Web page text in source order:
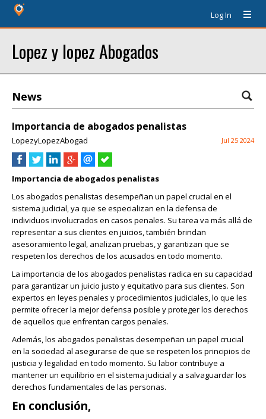
Log In
Lopez y lopez Abogados
News
Importancia de abogados penalistas
LopezyLopezAbogad Jul 25 2024
Importancia de abogados penalistas
Los abogados penalistas desempeñan un papel crucial en el
sistema judicial, ya que se especializan en la defensa de
individuos involucrados en casos penales. Su tarea va más allá de
representar a sus clientes en juicios, también brindan
asesoramiento legal, analizan pruebas, y garantizan que se
respeten los derechos de los acusados en todo momento.
La importancia de los abogados penalistas radica en su capacidad
para garantizar un juicio justo y equitativo para sus clientes. Son
expertos en leyes penales y procedimientos judiciales, lo que les
permite ofrecer la mejor defensa posible y proteger los derechos
de aquellos que enfrentan cargos penales.
Además, los abogados penalistas desempeñan un papel crucial
en la sociedad al asegurarse de que se respeten los principios de
justicia y legalidad en todo momento. Su labor contribuye a
mantener un equilibrio en el sistema judicial y a salvaguardar los
derechos fundamentales de las personas.
En conclusión,